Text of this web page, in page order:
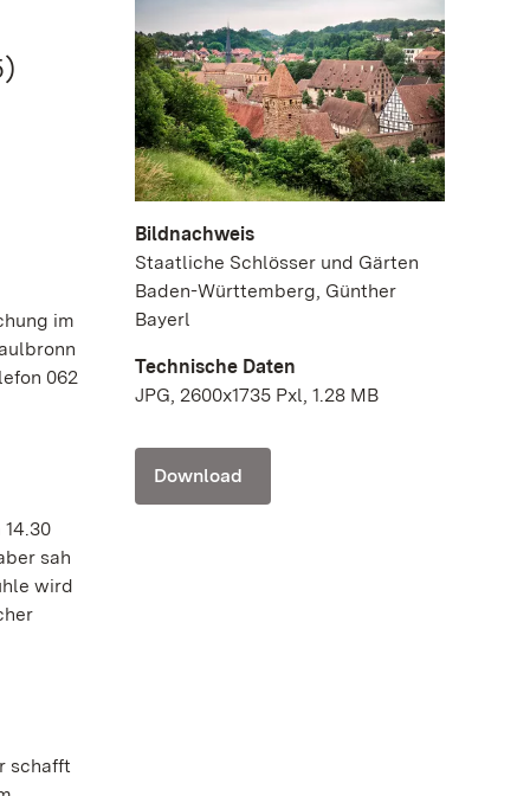
im
062
sah
wird
schafft
Bildnachweis
Staatliche Schlösser und Gärten
Baden-Württemberg, Günther
Bayerl
Technische Daten
JPG, 2600x1735 Pxl, 1.28 MB
Download